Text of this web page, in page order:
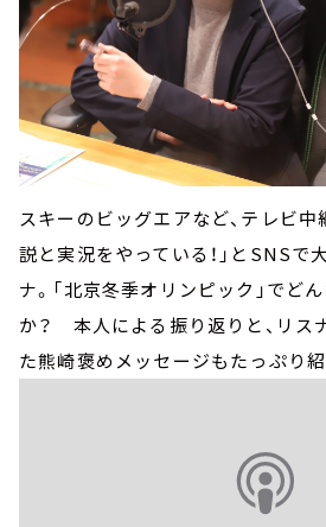
スキーのビッグエアなど、テレビ中
説と実況をやっている！」とSNSで
ナ。「北京冬季オリンピック」でど
か？ 本人による振り返りと、リス
た熊崎褒めメッセージもたっぷり紹